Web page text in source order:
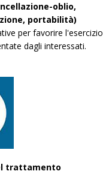
oblio,
portabilità)
per favorire l'esercizio
dagli interessati.
trattamento